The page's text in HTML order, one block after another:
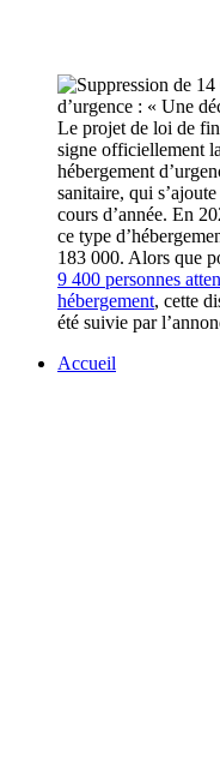
Le projet de loi de
signe officiellement
hébergement
sanitaire, qui
cours d’année. En
ce type
183 000. Alors que
9 400 personnes
hébergement, cette
été suivie par
Accueil